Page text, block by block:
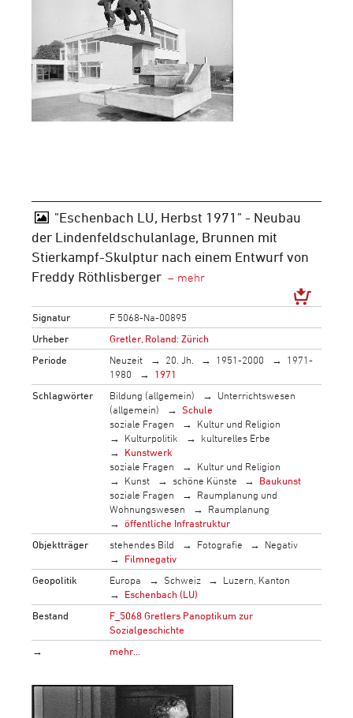
"Eschenbach LU, Herbst 1971" - Neubau
der Lindenfeldschulanlage, Brunnen mit
Stierkampf-Skulptur nach einem Entwurf von
Freddy Röthlisberger
Signatur
F 5068-Na-00895
Urheber
Gretler, Roland: Zürich
Periode
Neuzeit 20. Jh. 1951-2000
1971-
1980
1971
Schlagwörter
Bildung (allgemein)
Unterrichtswesen
(allgemein)
Schule
soziale Fragen
Kultur und Religion
Kulturpolitik
kulturelles Erbe
Kunstwerk
soziale Fragen
Kultur und Religion
Kunst
schöne Künste
Baukunst
soziale Fragen
Raumplanung und
Wohnungswesen
Raumplanung
öffentliche Infrastruktur
Objektträger
stehendes Bild Fotografie
Negativ
Filmnegativ
Geopolitik
Europa Schweiz
Luzern, Kanton
Eschenbach (LU)
Bestand
F_5068 Gretlers Panoptikum zur
Sozialgeschichte
→
mehr…